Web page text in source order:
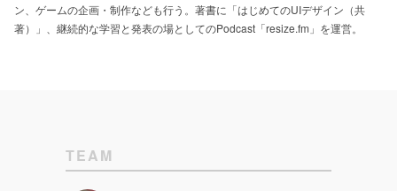
ン、ゲームの企画・制作なども行う。著書に「はじめてのUIデザイン（共
著）」、継続的な学習と発表の場としてのPodcast「resize.fm」を運営。
TEAM